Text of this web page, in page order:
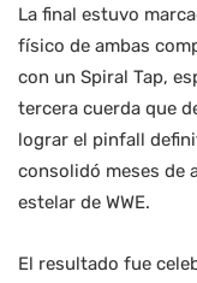
La final estuvo
físico de ambas
con un Spiral Tap,
tercera cuerda que
lograr el pinfall
consolidó meses de
estelar de WWE.
El resultado fue